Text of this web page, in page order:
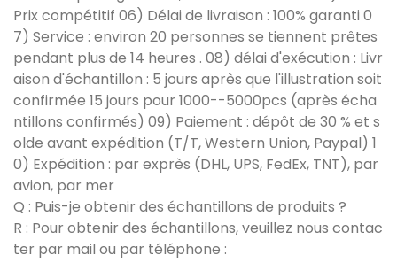
Prix compétitif 06) Délai de livraison : 100% garanti 0
7) Service : environ 20 personnes se tiennent prêtes
pendant plus de 14 heures . 08) délai d'exécution : Livr
aison d'échantillon : 5 jours après que l'illustration soit
confirmée 15 jours pour 1000--5000pcs (après écha
ntillons confirmés) 09) Paiement : dépôt de 30 % et s
olde avant expédition (T/T, Western Union, Paypal) 1
0) Expédition : par exprès (DHL, UPS, FedEx, TNT), par
avion, par mer
Q : Puis-je obtenir des échantillons de produits ?
R : Pour obtenir des échantillons, veuillez nous contac
ter par mail ou par téléphone :